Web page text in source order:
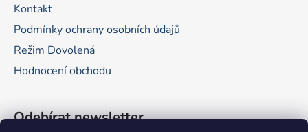
Kontakt
Podmínky ochrany osobních údajů
Režim Dovolená
Hodnocení obchodu
Odebírat newsletter